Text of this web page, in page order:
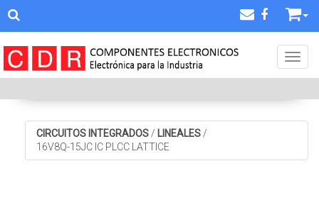
CIRCUITOS INTEGRADOS / LINEALES /
16V8Q-15JC IC PLCC LATTICE